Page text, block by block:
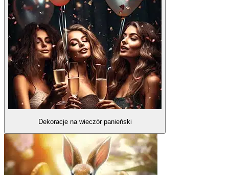
Dekoracje na wieczór panieński